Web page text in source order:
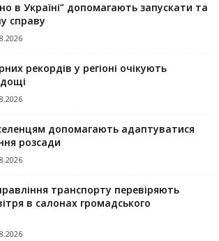
в Україні” допомагають запускaти та
справу
рекордів у регіоні очікують
допомагають адаптуватися
розсади
транспорту перевіряють
в салонах громадського